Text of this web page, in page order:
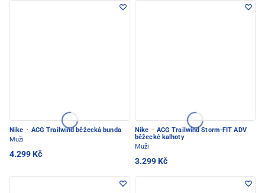
Nike · ACG Trailwind běžecká bunda
Muži
4.299 Kč
Nike · ACG Trailwind Storm-FIT ADV
běžecké kalhoty
Muži
3.299 Kč